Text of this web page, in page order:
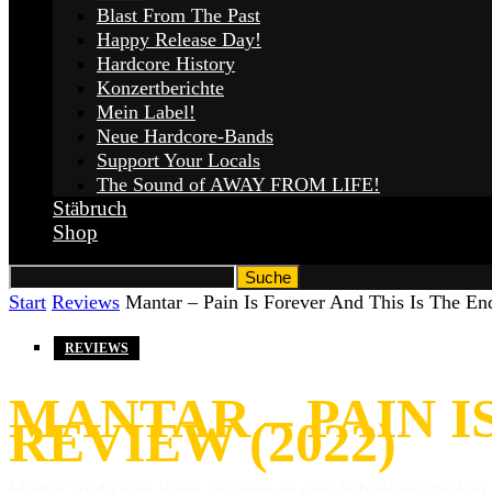
Blast From The Past
Happy Release Day!
Hardcore History
Konzertberichte
Mein Label!
Neue Hardcore-Bands
Support Your Locals
The Sound of AWAY FROM LIFE!
Stäbruch
Shop
Start Reviews Mantar – Pain Is Forever And This Is The
REVIEWS
MANTAR – PAIN
REVIEW (2022)